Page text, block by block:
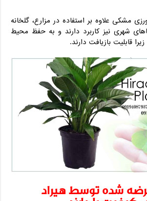
مشکی علاوه بر استفاده در مزارع، گلخانه
شهری نیز کاربرد دارند و به حفظ محیط
قابلیت بازیافت دارند.
شده توسط هیراد